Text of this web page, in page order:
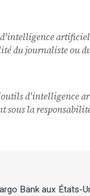
d'intelligence
du journaliste ou
d'intelligence
la
Bank aux États-